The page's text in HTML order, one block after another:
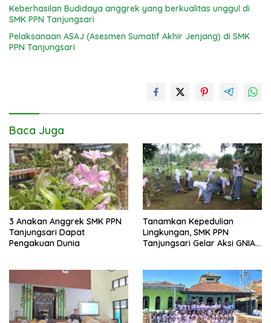
Keberhasilan Budidaya anggrek yang berkualitas unggul di
SMK PPN Tanjungsari
Pelaksanaan ASAJ (Asesmen Sumatif Akhir Jenjang) di SMK
PPN Tanjungsari
Baca Juga
3 Anakan Anggrek SMK PPN
Tanjungsari Dapat
Pengakuan Dunia
Tanamkan Kepedulian
Lingkungan, SMK PPN
Tanjungsari Gelar Aksi GNIA